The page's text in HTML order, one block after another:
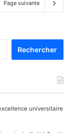
Page suivante
universitaire